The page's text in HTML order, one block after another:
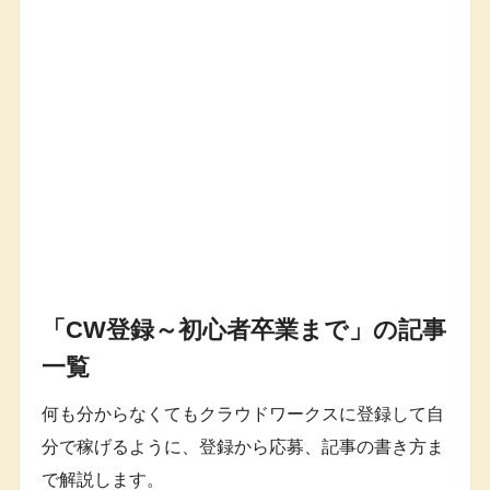
「CW登録～初心者卒業まで」の記事
一覧
何も分からなくてもクラウドワークスに登録して自
分で稼げるように、登録から応募、記事の書き方ま
で解説します。